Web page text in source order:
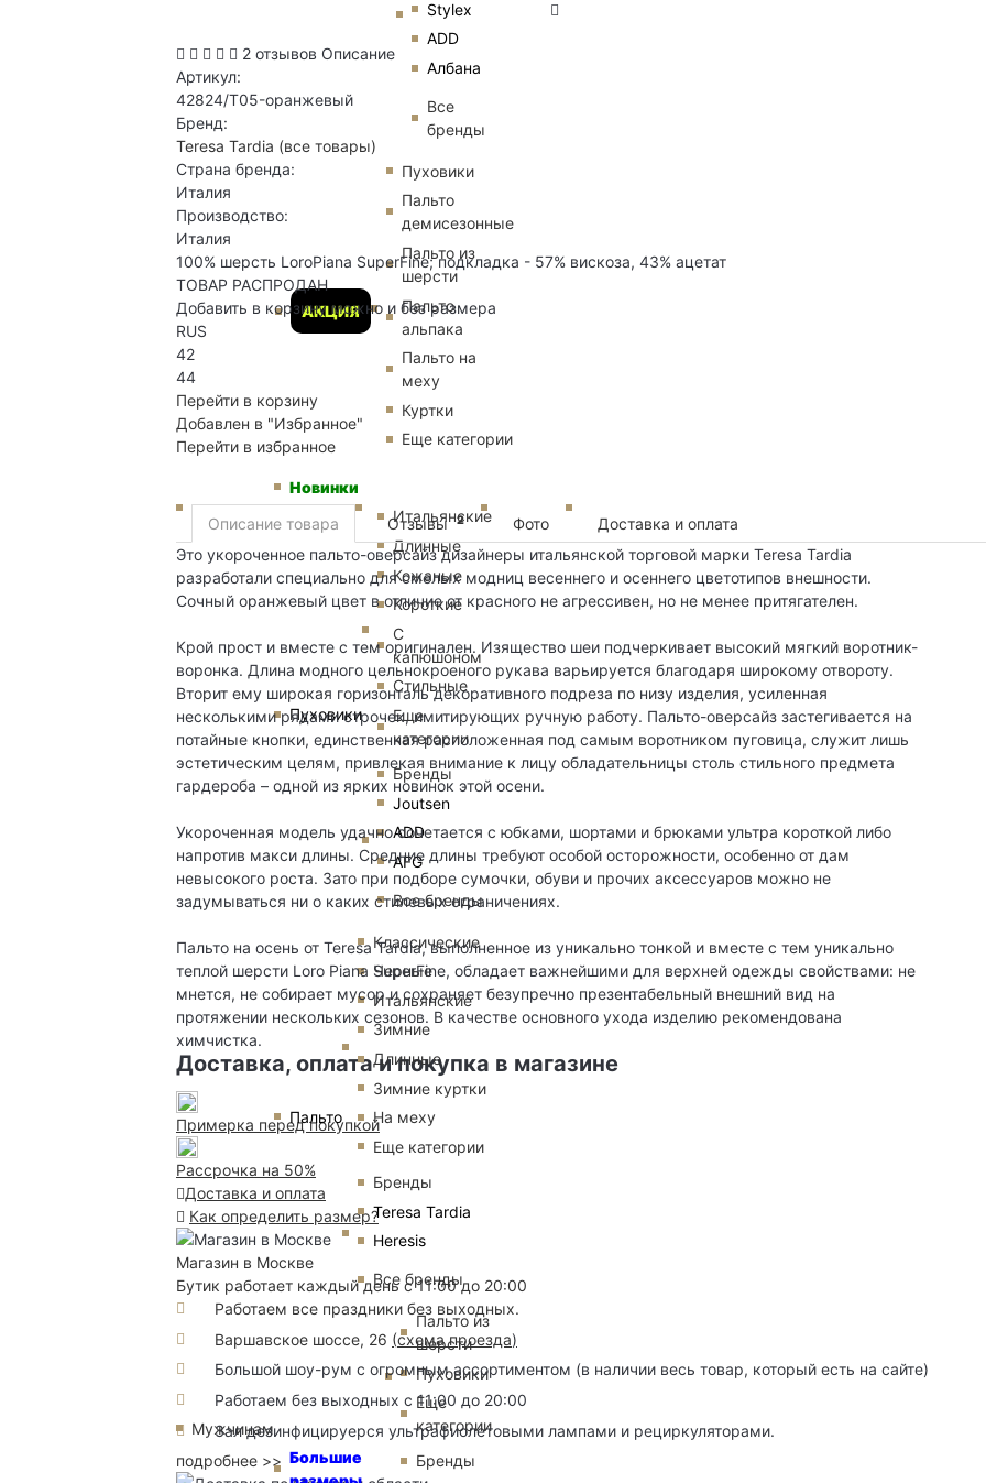
Stylex
ADD
Албана
Все
бренды
АКЦИЯ
Пуховики
Пальто
демисезонные
Пальто из
шерсти
Пальто
альпака
Пальто на
меху
Куртки
Еще категории
Мужчинам
Новинки
Пуховики
Итальянские
Длинные
Кожаные
Короткие
С
капюшоном
Стильные
Еще
категории
Бренды
Joutsen
ADD
AFG
Все бренды
Пальто
Классические
Черные
Итальянские
Зимние
Длинные
Зимние куртки
На меху
Еще категории
Бренды
Teresa Tardia
Heresis
Все бренды
Большие
Пальто из
шерсти
Пуховики
Еще
категории
Бренды
2 отзывов Описание
Артикул:
42824/T05-оранжевый
Бренд:
Teresa Tardia (все товары)
Страна бренда:
Италия
Производство:
Италия
100% шерсть LoroPiana SuperFine; подкладка - 57% вискоза, 43% ацетат
ТОВАР РАСПРОДАН
Добавить в корзину можно и без размера
RUS
42
44
Перейти в корзину
Добавлен в "Избранное"
Перейти в избранное
Описание товара Отзывы 2 Фото
Доставка и оплата
Это укороченное пальто-оверсайз дизайнеры итальянской торговой марки Teresa Tardia
разработали специально для смелых модниц весеннего и осеннего цветотипов внешности.
Сочный оранжевый цвет в отличие от красного не агрессивен, но не менее притягателен.
Крой прост и вместе с тем оригинален. Изящество шеи подчеркивает высокий мягкий воротник-
воронка. Длина модного цельнокроеного рукава варьируется благодаря широкому отвороту.
Вторит ему широкая горизонталь декоративного подреза по низу изделия, усиленная
несколькими рядами строчек, имитирующих ручную работу. Пальто-оверсайз застегивается на
потайные кнопки, единственная расположенная под самым воротником пуговица, служит лишь
эстетическим целям, привлекая внимание к лицу обладательницы столь стильного предмета
гардероба – одной из ярких новинок этой осени.
Укороченная модель удачно сочетается с юбками, шортами и брюками ультра короткой либо
напротив макси длины. Средние длины требуют особой осторожности, особенно от дам
невысокого роста. Зато при подборе сумочки, обуви и прочих аксессуаров можно не
задумываться ни о каких стилевых ограничениях.
Пальто на осень от Teresa Tardia, выполненное из уникально тонкой и вместе с тем уникально
теплой шерсти Loro Piana SuperFine, обладает важнейшими для верхней одежды свойствами: не
мнется, не собирает мусор и сохраняет безупречно презентабельный внешний вид на
протяжении нескольких сезонов. В качестве основного ухода изделию рекомендована
химчистка.
Доставка, оплата и покупка в магазине
Примерка перед покупкой
Рассрочка на 50%
Доставка и оплата
Как определить размер?
Магазин в Москве
Бутик работает каждый день с 11:00 до 20:00
Работаем все праздники без выходных.
Варшавское шоссе, 26 (схема проезда)
Большой шоу-рум с огромным ассортиментом (в наличии весь товар, который есть на сайте)
Работаем без выходных с 11:00 до 20:00
Зал дезинфицируерся ультрафиолетовыми лампами и рециркуляторами.
подробнее >>